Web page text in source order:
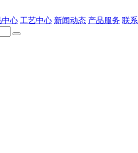
中心 工艺中心 新闻动态 产品服务 联